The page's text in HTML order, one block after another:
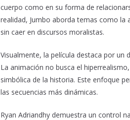
cuerpo como en su forma de
realidad, Jumbo aborda temas como
sin caer en discursos moralistas.
Visualmente, la película destaca por
La animación no busca el
simbólica de la historia. Este enfoque
las secuencias más dinámicas.
Ryan Adriandhy demuestra un control